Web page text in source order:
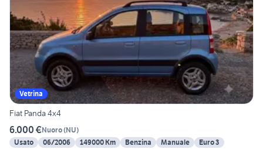
Vetrina
Fiat Panda 4x4
6.000 €Nuoro(NU)
Usato
06/2006 149000 Km Benzina Manuale
Euro 3